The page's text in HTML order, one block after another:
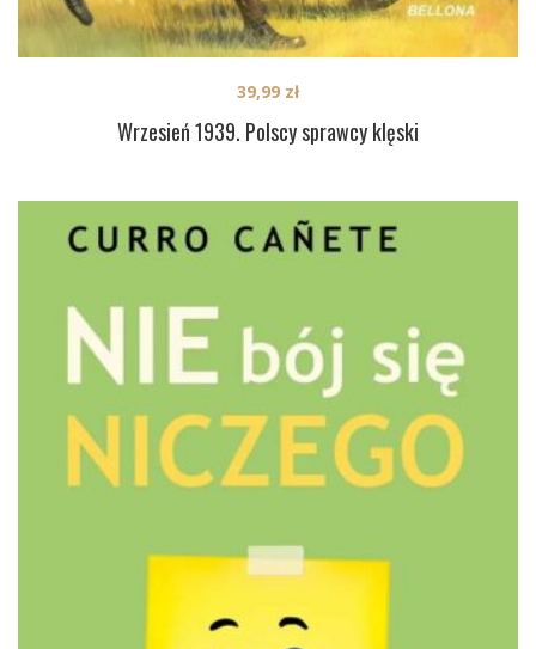
Wrzesień 1939. Polscy sprawcy klęski
39,99 zł